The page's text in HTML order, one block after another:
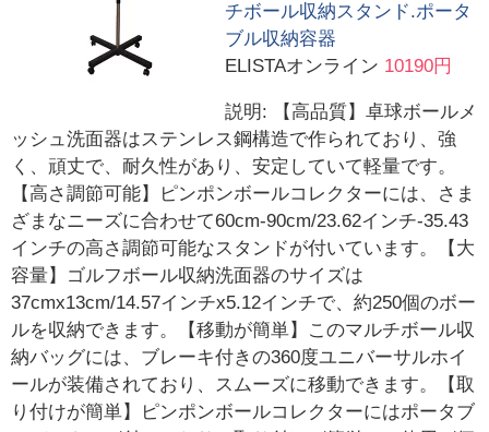
チボール収納スタンド.ポータ
ブル収納容器
ELISTAオンライン 10190円
説明: 【高品質】卓球ボールメ
ッシュ洗面器はステンレス鋼構造で作られており、強
く、頑丈で、耐久性があり、安定していて軽量です。
【高さ調節可能】ピンポンボールコレクターには、さま
ざまなニーズに合わせて60cm-90cm/23.62インチ-35.43
インチの高さ調節可能なスタンドが付いています。【大
容量】ゴルフボール収納洗面器のサイズは
37cmx13cm/14.57インチx5.12インチで、約250個のボー
ルを収納できます。【移動が簡単】このマルチボール収
納バッグには、ブレーキ付きの360度ユニバーサルホイ
ールが装備されており、スムーズに移動できます。【取
り付けが簡単】ピンポンボールコレクターにはポータブ